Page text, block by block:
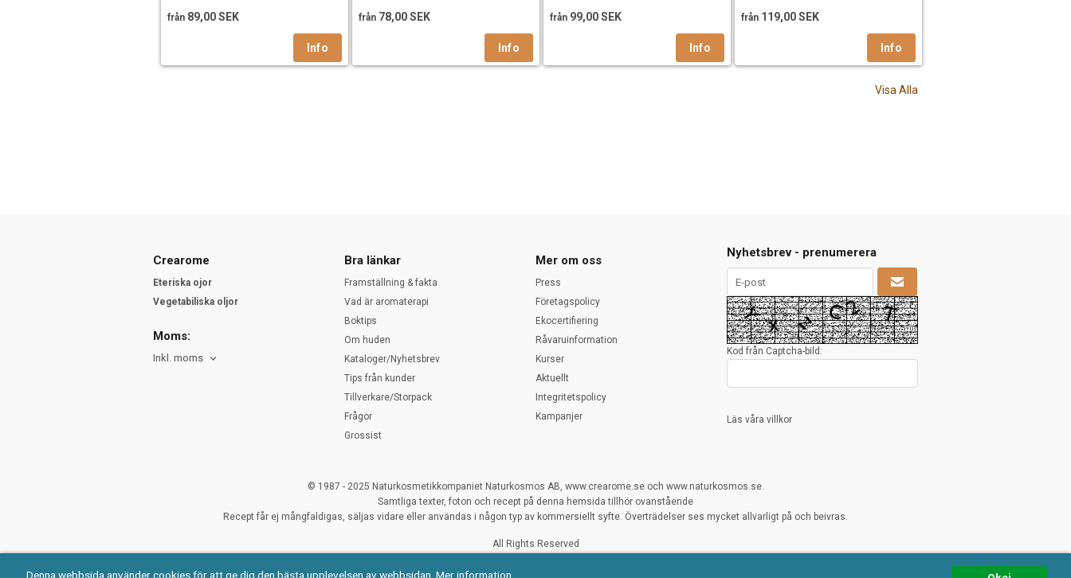
Denna webbsida använder cookies för att ge dig den bästa upplevelsen av webbsidan. Mer information
från 89,00 SEK från 78,00 SEK från 99,00 SEK från 119,00 SEK
Visa Alla
Crearome
Eteriska ojor
Vegetabiliska oljor
Moms:
Inkl. moms
Bra länkar
Framställning & fakta
Vad är aromaterapi
Boktips
Om huden
Kataloger/Nyhetsbrev
Tips från kunder
Tillverkare/Storpack
Frågor
Grossist
Mer om oss
Press
Företagspolicy
Ekocertifiering
Råvaruinformation
Kurser
Aktuellt
Integritetspolicy
Kampanjer
Nyhetsbrev - prenumerera
Kod från Captcha-bild:
Läs våra villkor
© 1987 - 2025 Naturkosmetikkompaniet Naturkosmos AB, www.crearome.se och www.naturkosmos.se.
Samtliga texter, foton och recept på denna hemsida tillhör ovanstående
Recept får ej mångfaldigas, säljas vidare eller användas i någon typ av kommersiellt syfte. Överträdelser ses mycket allvarligt på och beivras.
All Rights Reserved
Naturliga ekologiska certifierade råvaror